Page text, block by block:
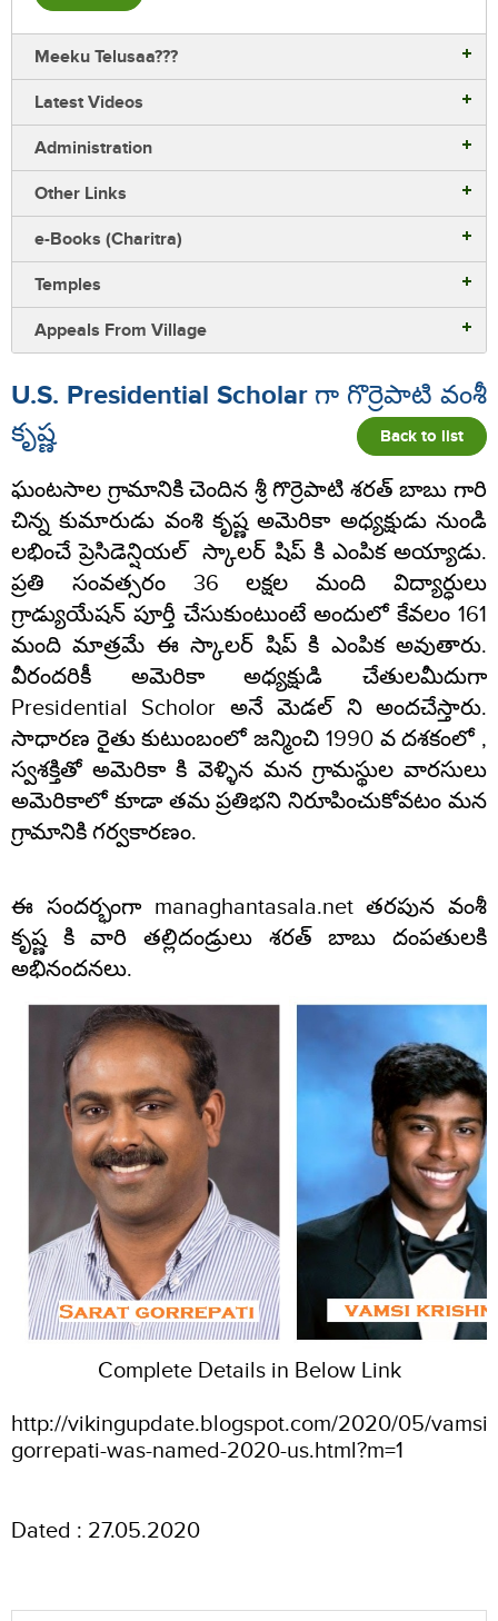
Meeku Telusaa???
Latest Videos
Administration
Other Links
e-Books (Charitra)
Temples
Appeals From Village
U.S. Presidential Scholar గా గొర్రెపాటి వంశీ
కృష్ణ
Back to list
ఘంటసాల గ్రామానికి చెందిన శ్రీ గొర్రెపాటి శరత్ బాబు గారి
చిన్న కుమారుడు వంశి కృష్ణ అమెరికా అధ్యక్షుడు నుండి
లభించే ప్రెసిడెన్షియల్ స్కాలర్ షిప్ కి ఎంపిక అయ్యాడు.
ప్రతి సంవత్సరం 36 లక్షల మంది విద్యార్ధులు
గ్రాడ్యుయేషన్ పూర్తీ చేసుకుంటుంటే అందులో కేవలం 161
మంది మాత్రమే ఈ స్కాలర్ షిప్ కి ఎంపిక అవుతారు.
వీరందరికీ అమెరికా అధ్యక్షుడి చేతులమీదుగా
Presidential Scholor అనే మెడల్ ని అందచేస్తారు.
సాధారణ రైతు కుటుంబంలో జన్మించి 1990 వ దశకంలో ,
స్వశక్తితో అమెరికా కి వెళ్ళిన మన గ్రామస్థుల వారసులు
అమెరికాలో కూడా తమ ప్రతిభని నిరూపించుకోవటం మన
గ్రామానికి గర్వకారణం.
ఈ సందర్భంగా managhantasala.net తరపున వంశీ
కృష్ణ కి వారి తల్లిదండ్రులు శరత్ బాబు దంపతులకి
అభినందనలు.
Complete Details in Below Link
http://vikingupdate.blogspot.com/2020/05/vamsi-
gorrepati-was-named-2020-us.html?m=1
Dated : 27.05.2020